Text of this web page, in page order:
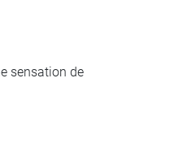
sensation de